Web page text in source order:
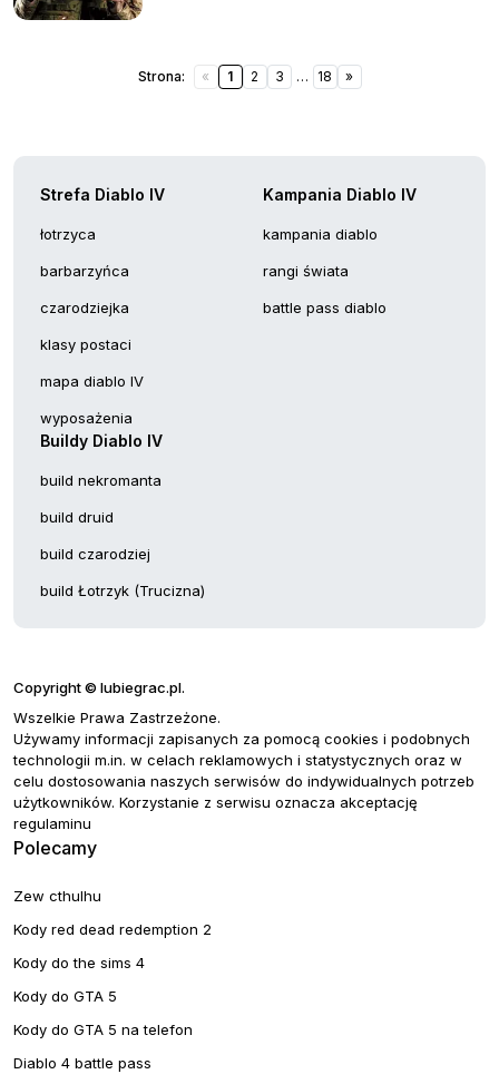
Strona: « 1 2 3 … 18 »
Strefa Diablo IV
łotrzyca
barbarzyńca
czarodziejka
klasy postaci
mapa diablo IV
wyposażenia
Kampania Diablo IV
kampania diablo
rangi świata
battle pass diablo
Buildy Diablo IV
build nekromanta
build druid
build czarodziej
build Łotrzyk (Trucizna)
Copyright © lubiegrac.pl.
Wszelkie Prawa Zastrzeżone.
Używamy informacji zapisanych za pomocą cookies i podobnych
technologii m.in. w celach reklamowych i statystycznych oraz w
celu dostosowania naszych serwisów do indywidualnych potrzeb
użytkowników. Korzystanie z serwisu oznacza akceptację
regulaminu
Polecamy
Zew cthulhu
Kody red dead redemption 2
Kody do the sims 4
Kody do GTA 5
Kody do GTA 5 na telefon
Diablo 4 battle pass